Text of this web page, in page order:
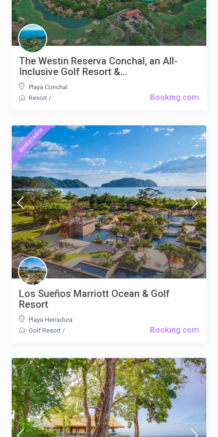
Booking.com
The Westin Reserva Conchal, an All-
Inclusive Golf Resort &...
Playa Conchal
Resort /
destacados
Booking.com
Los Sueños Marriott Ocean & Golf
Resort
Playa Herradura
Golf Resort /